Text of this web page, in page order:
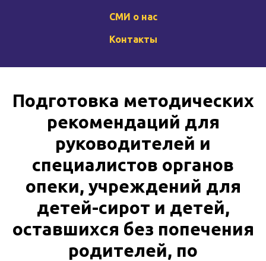
СМИ о нас
Контакты
Подготовка методических
рекомендаций для
руководителей и
специалистов органов
опеки, учреждений для
детей-сирот и детей,
оставшихся без попечения
родителей, по